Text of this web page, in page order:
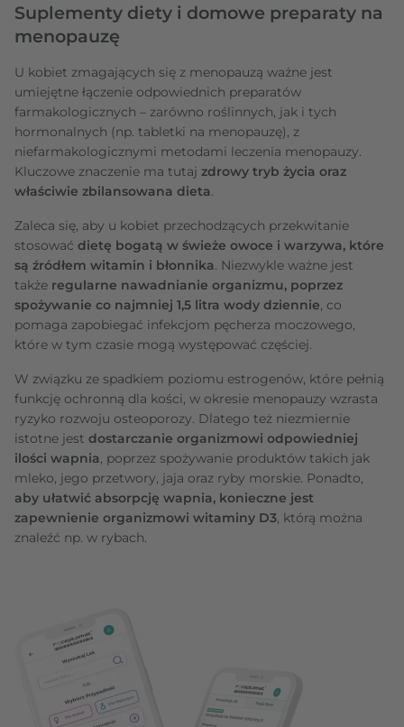
Suplementy diety i domowe preparaty na
menopauzę
U kobiet zmagających się z menopauzą ważne jest
umiejętne łączenie odpowiednich preparatów
farmakologicznych – zarówno roślinnych, jak i tych
hormonalnych (np. tabletki na menopauzę), z
niefarmakologicznymi metodami leczenia menopauzy.
Kluczowe znaczenie ma tutaj zdrowy tryb życia oraz
właściwie zbilansowana dieta.
Zaleca się, aby u kobiet przechodzących przekwitanie
stosować dietę bogatą w świeże owoce i warzywa, które
są źródłem witamin i błonnika. Niezwykle ważne jest
także regularne nawadnianie organizmu, poprzez
spożywanie co najmniej 1,5 litra wody dziennie, co
pomaga zapobiegać infekcjom pęcherza moczowego,
które w tym czasie mogą występować częściej.
W związku ze spadkiem poziomu estrogenów, które pełnią
funkcję ochronną dla kości, w okresie menopauzy wzrasta
ryzyko rozwoju osteoporozy. Dlatego też niezmiernie
istotne jest dostarczanie organizmowi odpowiedniej
ilości wapnia, poprzez spożywanie produktów takich jak
mleko, jego przetwory, jaja oraz ryby morskie. Ponadto,
aby ułatwić absorpcję wapnia, konieczne jest
zapewnienie organizmowi witaminy D3, którą można
znaleźć np. w rybach.